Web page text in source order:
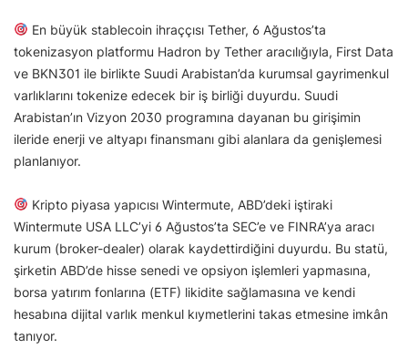
En büyük stablecoin ihraççısı Tether, 6 Ağustos’ta
tokenizasyon platformu Hadron by Tether aracılığıyla, First Data
ve BKN301 ile birlikte Suudi Arabistan’da kurumsal gayrimenkul
varlıklarını tokenize edecek bir iş birliği duyurdu. Suudi
Arabistan’ın Vizyon 2030 programına dayanan bu girişimin
ileride enerji ve altyapı finansmanı gibi alanlara da genişlemesi
planlanıyor.
Kripto piyasa yapıcısı Wintermute, ABD’deki iştiraki
Wintermute USA LLC’yi 6 Ağustos’ta SEC’e ve FINRA’ya aracı
kurum (broker-dealer) olarak kaydettirdiğini duyurdu. Bu statü,
şirketin ABD’de hisse senedi ve opsiyon işlemleri yapmasına,
borsa yatırım fonlarına (ETF) likidite sağlamasına ve kendi
hesabına dijital varlık menkul kıymetlerini takas etmesine imkân
tanıyor.